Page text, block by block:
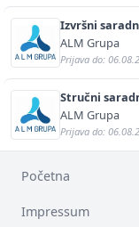
Izvršni
ALM Grupa
Prijava do:
Stručni
ALM Grupa
Prijava do:
Početna
Impressum